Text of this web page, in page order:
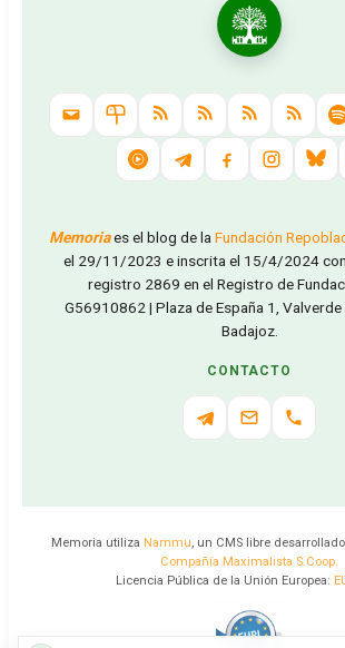
Memoriaes el blog de la Fundación
el 29/11/2023 e inscrita el 15/4/2024
registro 2869 en el Registro de
G56910862 | Plaza de España 1, Valverde
Badajoz.
CONTACTO
Memoria utiliza Nammu, un CMS libre
Compañía Maximalista S.Coop.
Licencia Pública de la Unión Europea: